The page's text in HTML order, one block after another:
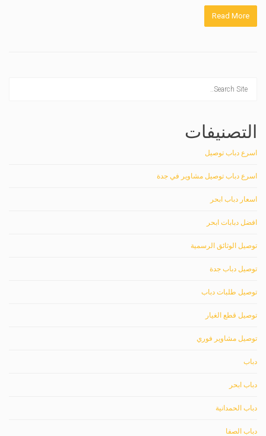
Read More
التصنيفات
اسرع دباب توصيل
اسرع دباب توصيل مشاوير في جدة
اسعار دباب ابحر
افضل دبابات ابحر
توصيل الوثائق الرسمية
توصيل دباب جدة
توصيل طلبات دباب
توصيل قطع الغيار
توصيل مشاوير فوري
دباب
دباب ابحر
دباب الحمدانية
دباب الصفا